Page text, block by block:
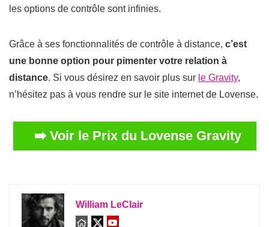
les options de contrôle sont infinies.
Grâce à ses fonctionnalités de contrôle à distance, c’est
une bonne option pour pimenter votre relation à
distance. Si vous désirez en savoir plus sur le Gravity,
n’hésitez pas à vous rendre sur le site internet de Lovense.
➡️ Voir le Prix du Lovense Gravity
William LeClair